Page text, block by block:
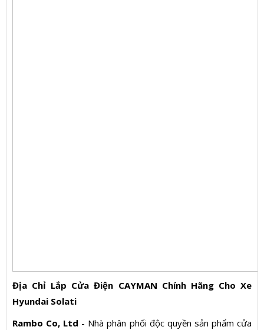
Địa Chỉ Lắp Cửa Điện CAYMAN Chính Hãng Cho Xe
Hyundai Solati
Rambo Co, Ltd - Nhà phân phối độc quyền sản phẩm cửa